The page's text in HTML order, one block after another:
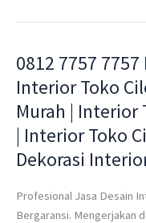
0812 7757
Interior Toko
Murah | Interior
| Interior Toko
Dekorasi
Profesional Jasa Desain
Bergaransi. Mengerjakan
0812
7757
Kontraktor
Desain
Interior
Cilegon
Minimalis